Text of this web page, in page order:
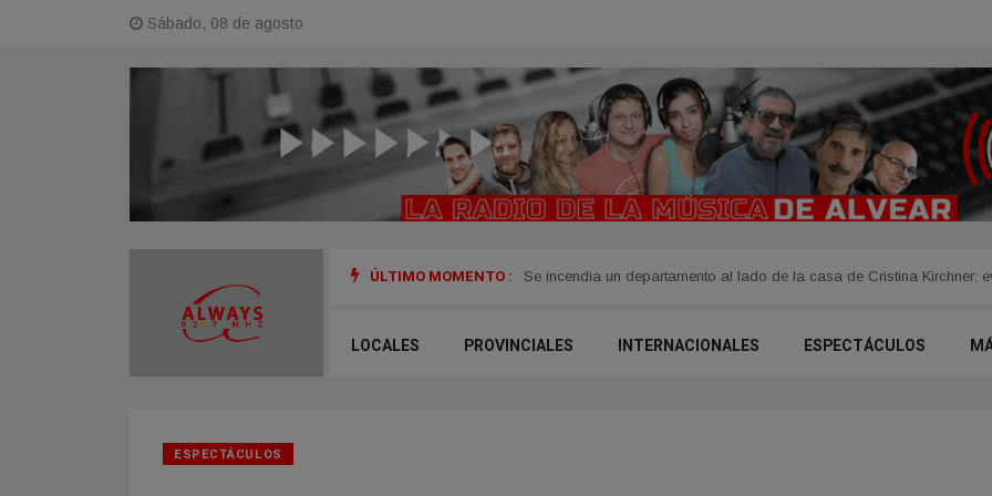
Sábado, 08 de agosto
ÚLTIMO MOMENTO : Se incendia un departamento al lado de la casa de Cristina Kirchner:
Mario Cimarro, el protagonista de “Pasión de Gavilanes”, pidió
LOCALES PROVINCIALES INTERNACIONALES ESPECTÁCULOS
ESPECTÁCULOS